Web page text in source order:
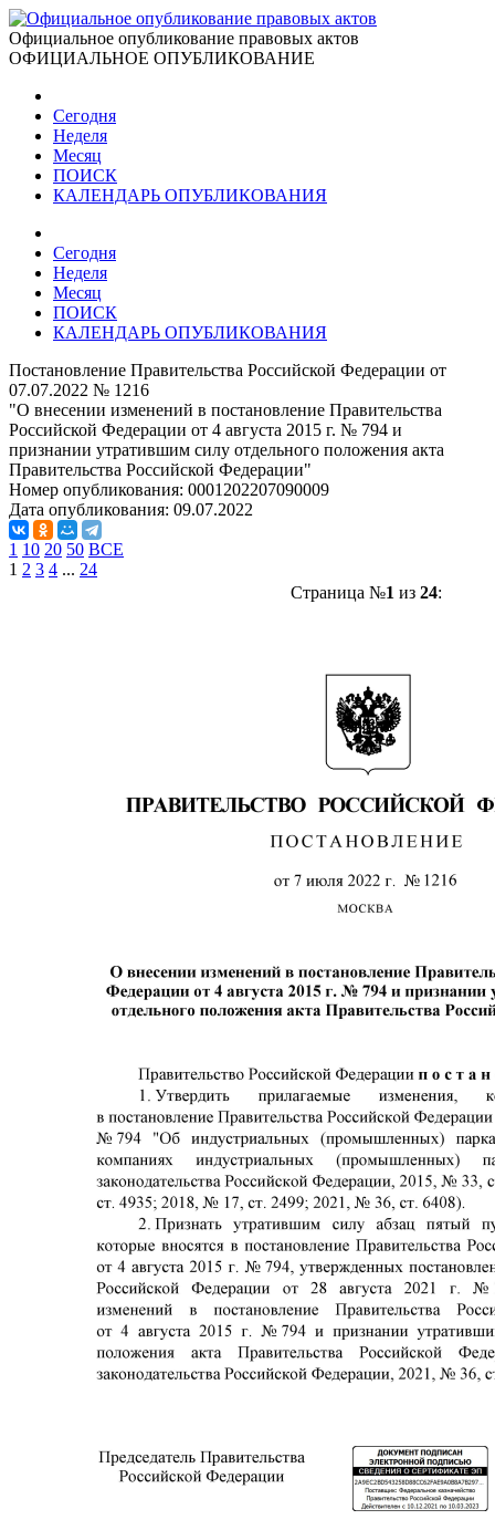
Официальное опубликование правовых актов
ОФИЦИАЛЬНОЕ ОПУБЛИКОВАНИЕ
Сегодня
Неделя
Месяц
ПОИСК
КАЛЕНДАРЬ ОПУБЛИКОВАНИЯ
Сегодня
Неделя
Месяц
ПОИСК
КАЛЕНДАРЬ ОПУБЛИКОВАНИЯ
Постановление Правительства Российской Федерации от
07.07.2022 № 1216
"О внесении изменений в постановление Правительства
Российской Федерации от 4 августа 2015 г. № 794 и
признании утратившим силу отдельного положения акта
Правительства Российской Федерации"
Номер опубликования: 0001202207090009
Дата опубликования: 09.07.2022
1 10 20 50 ВСЕ
1 2 3 4 ... 24
Страница №1 из 24: